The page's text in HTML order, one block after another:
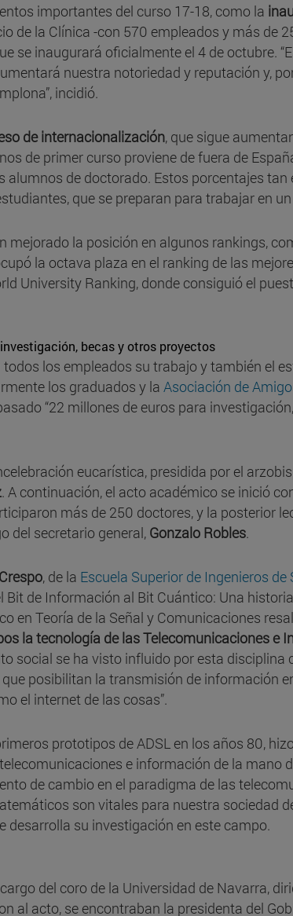
importantes del curso 17-18, como la
de la Clínica -con 570 empleados y más de
se inaugurará oficialmente el 4 de octubre.
nuestra notoriedad y reputación y,
incidió.
de internacionalización, que sigue
de primer curso proviene de fuera de
alumnos de doctorado. Estos porcentajes tan
que se preparan para trabajar en
mejorado la posición en algunos rankings,
la octava plaza en el ranking de las
University Ranking, donde consiguió el
becas y otros proyectos
los empleados su trabajo y también el
los graduados y la Asociación de
“22 millones de euros para
eucarística, presidida por el
. A continuación, el acto académico se inició
más de 250 doctores, y la posterior
del secretario general, Gonzalo Robles.
, de la Escuela Superior de Ingenieros de
Bit de Información al Bit Cuántico: Una
en Teoría de la Señal y Comunicaciones
la tecnología de las Telecomunicaciones e
social se ha visto influido por esta disciplina
posibilitan la transmisión de información
el internet de las cosas”.
prototipos de ADSL en los años 80,
e información de la mano
de cambio en el paradigma de las
son vitales para nuestra sociedad
desarrolla su investigación en este campo.
del coro de la Universidad de Navarra,
al acto, se encontraban la presidenta del